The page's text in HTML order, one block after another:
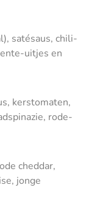
satésaus, chili-
uitjes en
kerstomaten,
rode-
cheddar,
jonge